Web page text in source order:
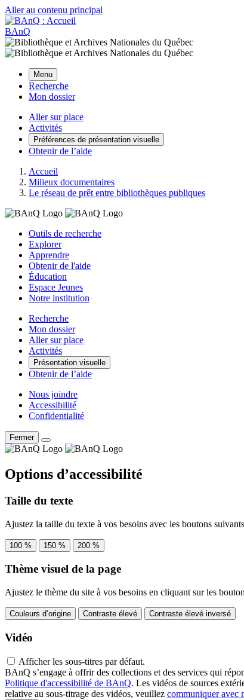
Aller au contenu principal
BAnQ
Menu
Recherche
Mon dossier
Aller sur place
Activités
Préférences de présentation visuelle
Obtenir de l’aide
Accueil
Milieux documentaires
Le réseau de prêt entre bibliothèques publiques
Outils de recherche
Explorer
Apprendre
Obtenir de l'aide
Éducation
Espace Jeunes
Notre institution
Recherche
Mon dossier
Aller sur place
Activités
Présentation visuelle
Obtenir de l’aide
Nous joindre
Accessibilité
Confidentialité
Fermer
Options d’accessibilité
Taille du texte
Ajustez la taille du texte à vos besoins avec les boutons
100 % 150 % 200 %
Thème visuel de la page
Ajustez le thème du site à vos besoins en cliquant sur les
Couleurs d’origine Contraste élevé Contraste élevé inversé
Vidéo
Afficher les sous-titres par défaut.
BAnQ s’engage à offrir des collections et des services qui
Politique d'accessibilité de BAnQ. Les vidéos de sources
relative au sous-titrage des vidéos, veuillez communiquer avec